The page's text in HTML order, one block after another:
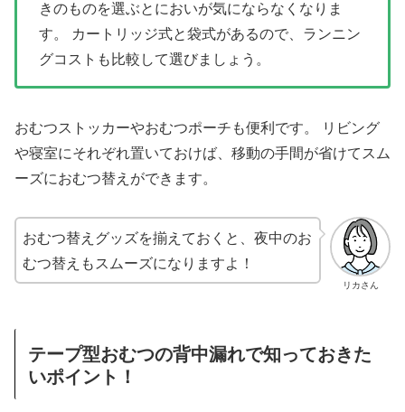
きのものを選ぶとにおいが気にならなくなりま
す。 カートリッジ式と袋式があるので、ランニン
グコストも比較して選びましょう。
おむつストッカーやおむつポーチも便利です。 リビング
や寝室にそれぞれ置いておけば、移動の手間が省けてスム
ーズにおむつ替えができます。
リカさん
おむつ替えグッズを揃えておくと、夜中のお
むつ替えもスムーズになりますよ！
テープ型おむつの背中漏れで知っておきた
いポイント！